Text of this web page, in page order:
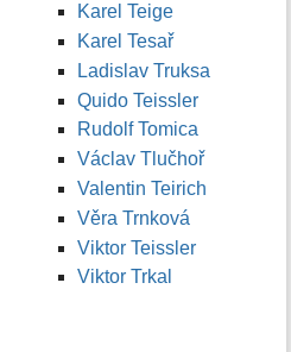
Karel Teige
Karel Tesař
Ladislav Truksa
Quido Teissler
Rudolf Tomica
Václav Tlučhoř
Valentin Teirich
Věra Trnková
Viktor Teissler
Viktor Trkal